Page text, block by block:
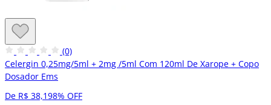
(0)
Celergin 0,25mg/5ml + 2mg /5ml Com 120ml De Xarope + Copo
Dosador Ems
De R$ 38,198% OFF